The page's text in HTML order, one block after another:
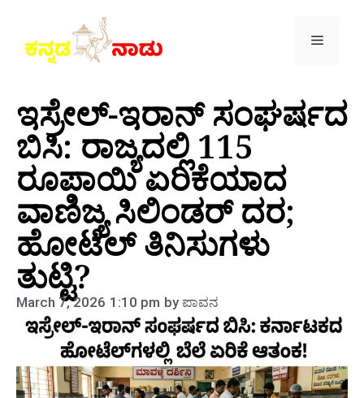
ಇಸ್ರೇಲ್-ಇರಾನ್ ಸಂಘರ್ಷದ
ಬಿಸಿ: ರಾಜ್ಯದಲ್ಲಿ 115
ರೂಪಾಯಿ ಏರಿಕೆಯಾದ
ವಾಣಿಜ್ಯ ಸಿಲಿಂಡರ್ ದರ;
ಹೋಟೆಲ್ ತಿನಿಸುಗಳು
ತುಟ್ಟಿ?
March 7, 2026 1:10 pm byಪಾವನ